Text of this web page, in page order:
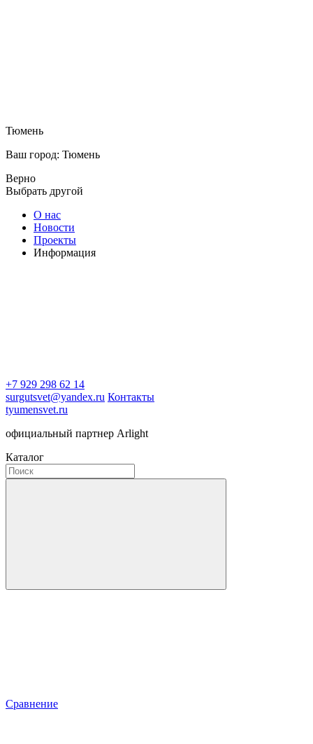
Тюмень
Ваш город: Тюмень
Верно
Выбрать другой
О нас
Новости
Проекты
Информация
+7 929 298 62 14
surgutsvet@yandex.ru Контакты
tyumensvet.ru
официальный партнер Arlight
Каталог
Сравнение